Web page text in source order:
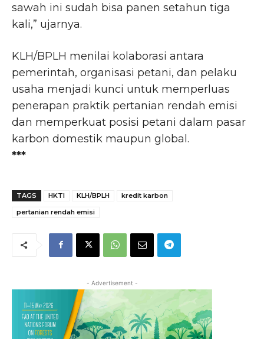
sawah ini sudah bisa panen setahun tiga
kali,” ujarnya.
KLH/BPLH menilai kolaborasi antara
pemerintah, organisasi petani, dan pelaku
usaha menjadi kunci untuk memperluas
penerapan praktik pertanian rendah emisi
dan memperkuat posisi petani dalam pasar
karbon domestik maupun global.
***
TAGS HKTI KLH/BPLH
kredit karbon
pertanian rendah emisi
- Advertisement -